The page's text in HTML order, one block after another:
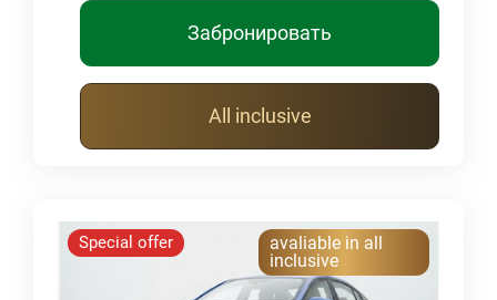
Забронировать
All inclusive
Special offer
avaliable in all
inclusive